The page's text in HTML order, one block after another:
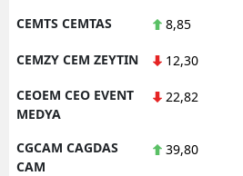
CEMTS CEMTAS 8,85
CEMZY CEM ZEYTIN 12,30
CEOEM CEO EVENT
MEDYA
22,82
CGCAM CAGDAS
CAM
39,80